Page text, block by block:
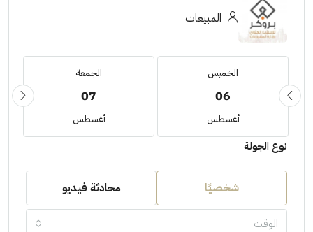
المبيعات
الخميس
06
أغسطس
الجمعة
07
أغسطس
نوع الجولة
شخصيًا محادثة فيديو
الوقت